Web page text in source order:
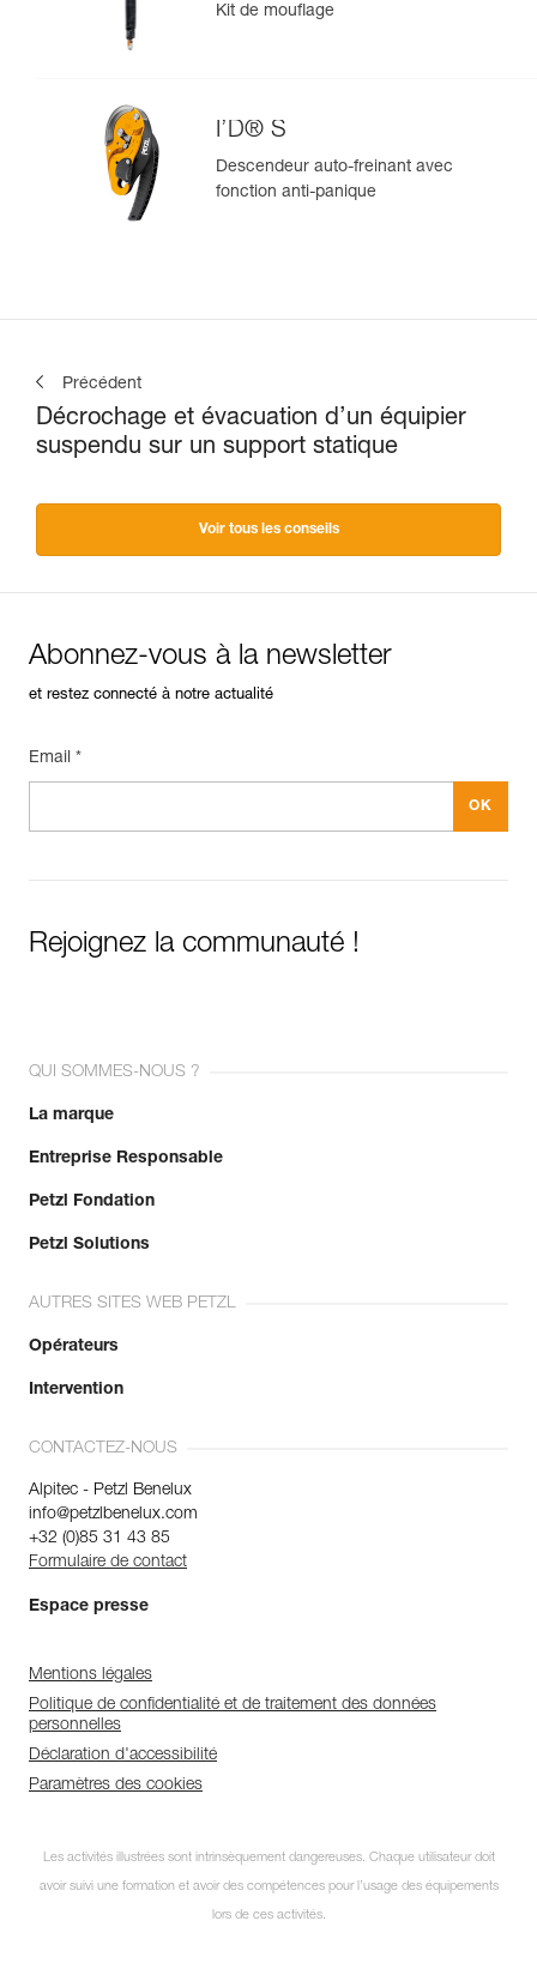
Kit de mouflage
I’D® S
Descendeur auto-freinant avec
fonction anti-panique
Précédent
Décrochage et évacuation d’un équipier
suspendu sur un support statique
Voir tous les conseils
Abonnez-vous à la newsletter
et restez connecté à notre actualité
Email *
Rejoignez la communauté !
QUI SOMMES-NOUS ?
La marque
Entreprise Responsable
Petzl Fondation
Petzl Solutions
AUTRES SITES WEB PETZL
Opérateurs
Intervention
CONTACTEZ-NOUS
Alpitec - Petzl Benelux
info@petzlbenelux.com
+32 (0)85 31 43 85
Formulaire de contact
Espace presse
Mentions légales
Politique de confidentialité et de traitement des données
personnelles
Déclaration d'accessibilité
Paramètres des cookies
Les activités illustrées sont intrinsèquement dangereuses. Chaque utilisateur doit
avoir suivi une formation et avoir des compétences pour l’usage des équipements
lors de ces activités.